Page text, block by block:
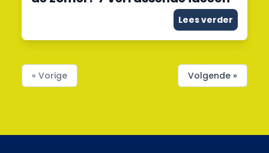
Lees verder
« Vorige Volgende »